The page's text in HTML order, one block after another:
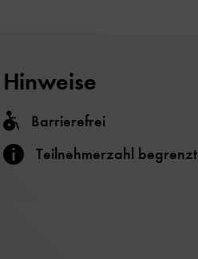
Hinweise
Barrierefrei
Teilnehmerzahl begrenzt